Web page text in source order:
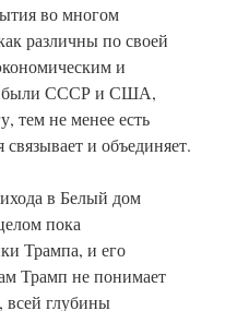
во многом
различны по своей
и
были СССР и США,
тем не менее есть
и объединяет.
в Белый дом
пока
Трампа, и его
Трамп не понимает
всей глубины